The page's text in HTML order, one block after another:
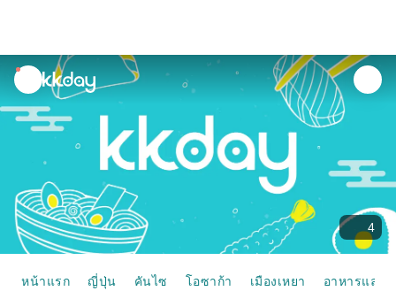
unread
notifications
4
หน้าแรก ญี่ปุ่น คันไซ โอซาก้า เมืองเหยา อาหารและ